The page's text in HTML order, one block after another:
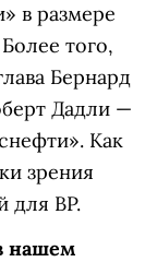
в размере
того,
Бернард
Дадли —
Как
зрения
для BP.
нашем